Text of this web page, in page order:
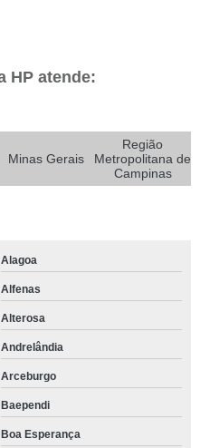
HP atende:
Minas Gerais
Região
Metropolitana de
Campinas
Alagoa
Alfenas
Alterosa
Andrelândia
Arceburgo
Baependi
Boa Esperança